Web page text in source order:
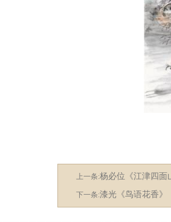
上一条:杨必位《江津四面
下一条:漆光《鸟语花香》